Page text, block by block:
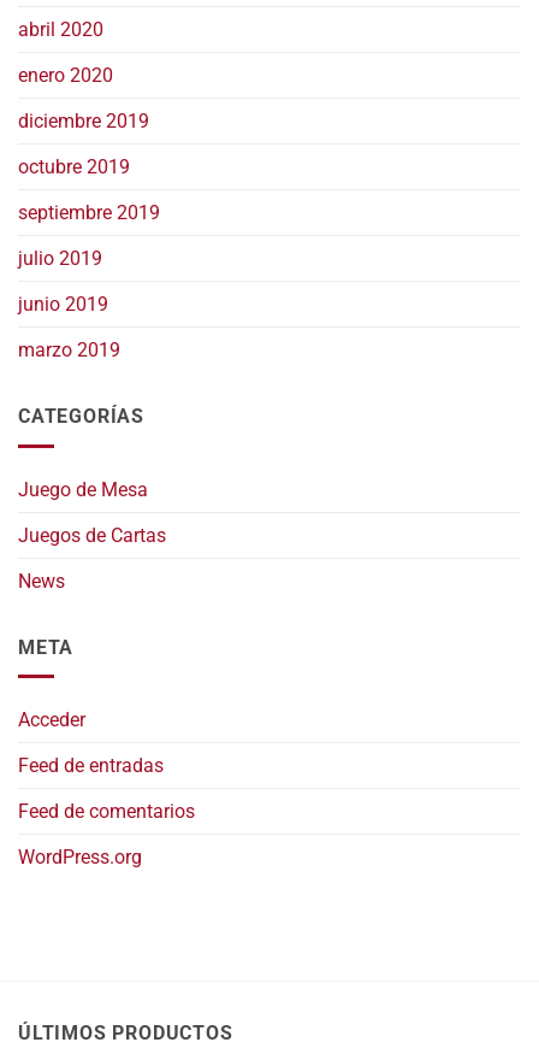
abril 2020
enero 2020
diciembre 2019
octubre 2019
septiembre 2019
julio 2019
junio 2019
marzo 2019
CATEGORÍAS
Juego de Mesa
Juegos de Cartas
News
META
Acceder
Feed de entradas
Feed de comentarios
WordPress.org
ÚLTIMOS PRODUCTOS